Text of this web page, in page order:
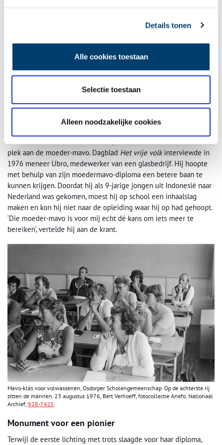
Details tonen
Alle cookies toestaan
Selectie toestaan
Alleen noodzakelijke cookies
En het huishouden dan?
Niet alle schoolgaande moeders konden op steun uit hun
herwonnen zelfstandigheid van hun echtgenote omgaan, of
vreesden voor een verslonst huishouden. Ook schoonmoeders en
echtgenoten vonden het juist fantastisch dat hun vrouw opnieuw
de schoolbanken instapte. ‘Mijn man vindt het een reuze leuk
De Telegraaf. ‘We kunnen hier samen over praten en hij heeft zich
voorgenomen om deze winter ook een cursus te volgen’.
plek aan de moeder-mavo. Dagblad Het vrije volkinterviewde in
1976 meneer Ubro, medewerker van een glasbedrijf. Hij hoopte
met behulp van zijn moedermavo-diploma een betere baan te
kunnen krijgen. Doordat hij als 9-jarige jongen uit Indonesië naar
Nederland was gekomen, moest hij op school een inhaalslag
maken en kon hij niet naar de opleiding waar hij op had gehoopt.
‘Die moeder-mavo is voor mij echt dé kans om iets meer te
bereiken’, vertelde hij aan de krant.
Mavo-klas voor volwassenen, Osdorper Scholengemeenschap. Op de achterste rij
zitten de mannen. 23 augustus 1976, Bert Verhoeff, fotocollectie Anefo. Nationaal
Archief, 928-7425.
Monument voor een pionier
Terwijl de eerste lichting met trots slaagde voor haar diploma,